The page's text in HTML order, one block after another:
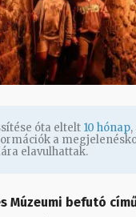
óta eltelt 10 hónap
a
elavulhattak.
Múzeumi befutó